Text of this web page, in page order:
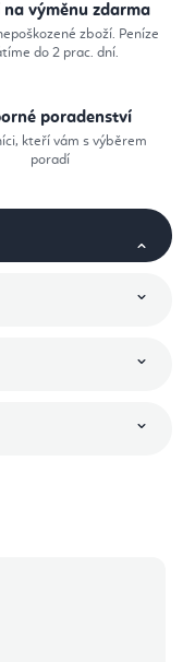
výměnu zdarma
zboží. Peníze
do 2 prac. dní.
poradenství
kteří vám s výběrem
poradí